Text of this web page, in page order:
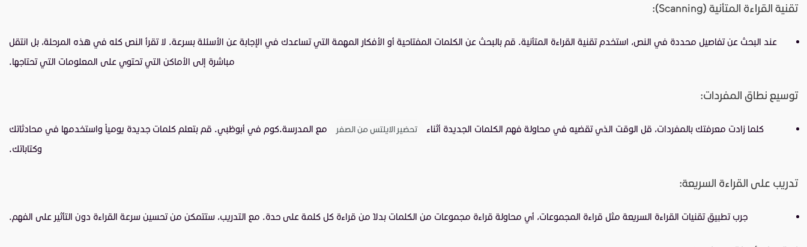
تقنية القراءة المتأنية (Scanning):
عند البحث عن تفاصيل محددة في النص، استخدم تقنية القراءة المتأنية. قم بالبحث عن الكلمات المفتاحية أو الأفكار المهمة التي تساعدك في الإجابة عن الأسئلة بسرعة. لا تقرأ النص كله في هذه المرحلة، بل انتقل
مباشرة إلى الأماكن التي تحتوي على المعلومات التي تحتاجها.
توسيع نطاق المفردات:
كلما زادت معرفتك بالمفردات، قل الوقت الذي تقضيه في محاولة فهم الكلمات الجديدة أثناء تحضير الايلتس من الصفر
مع المدرسة.كوم في أبوظبي. قم بتعلم كلمات جديدة يومياً واستخدمها في محادثاتك
وكتاباتك.
تدريب على القراءة السريعة:
جرب تطبيق تقنيات القراءة السريعة مثل قراءة المجموعات، أي محاولة قراءة مجموعات من الكلمات بدلاً من قراءة كل كلمة على حدة. مع التدريب، ستتمكن من تحسين سرعة القراءة دون التأثير على الفهم.